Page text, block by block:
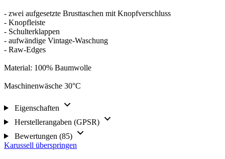
- zwei aufgesetzte Brusttaschen mit Knopfverschluss
- Knopfleiste
- Schulterklappen
- aufwändige Vintage-Waschung
- Raw-Edges
Material: 100% Baumwolle
Maschinenwäsche 30°C
Eigenschaften
Herstellerangaben (GPSR)
Bewertungen (85)
Karussell überspringen